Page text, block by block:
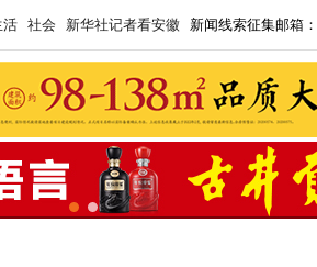
活 社会 新华社记者看安徽 新闻线索征集邮箱：